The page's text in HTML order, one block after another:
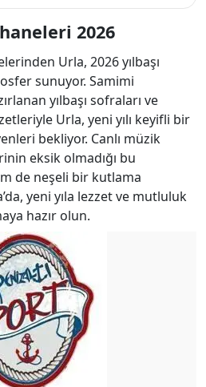
2026
Urla, 2026 yılbaşı
sunuyor. Samimi
yılbaşı sofraları ve
Urla, yeni yılı keyifli bir
bekliyor. Canlı müzik
eksik olmadığı bu
de neşeli bir kutlama
yeni yıla lezzet ve mutluluk
hazır olun.